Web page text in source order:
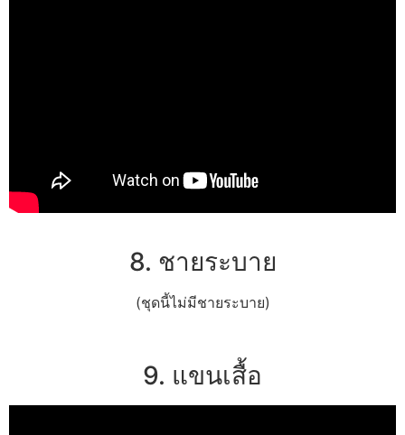
8. ชายระบาย
(ชุดนี้ไม่มีชายระบาย)
9. แขนเสื้อ